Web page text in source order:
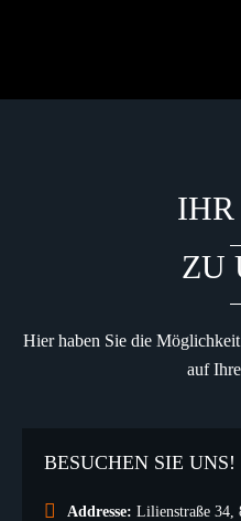
IHR
ZU
Hier haben Sie die
auf
BESUCHEN SIE UNS!
Addresse: Lilienstraße 34,